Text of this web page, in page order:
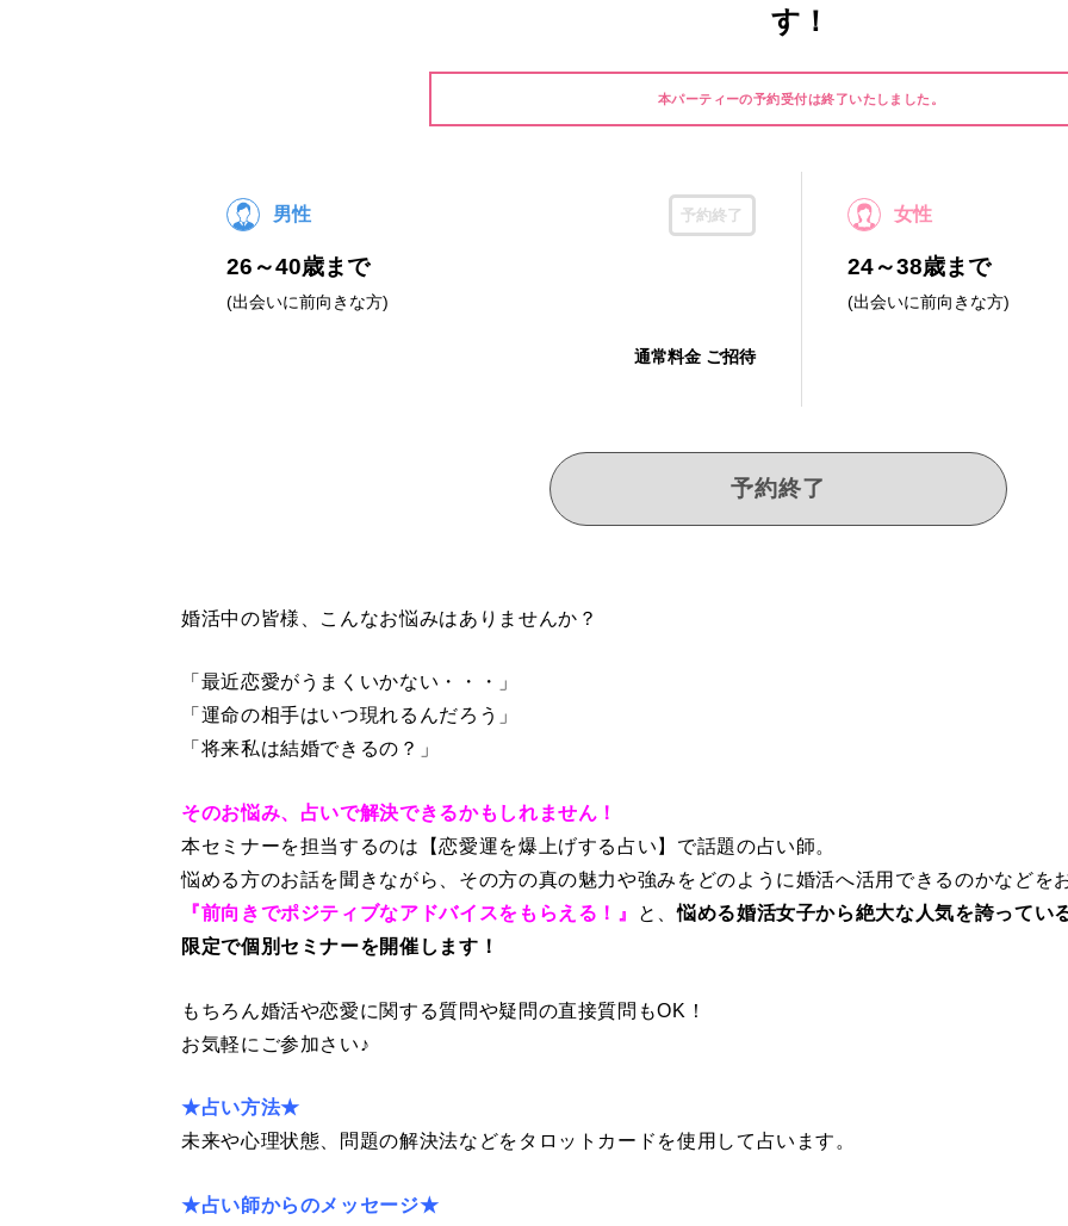
す！
本パーティーの予約受付は終了いたしました。
男性 予約終了
26～40歳まで
(出会いに前向きな方)
通常料金 ご招待
女性
24～38歳まで
(出会いに前向きな方)
予約終了
婚活中の皆様、こんなお悩みはありませんか？
「最近恋愛がうまくいかない・・・」
「運命の相手はいつ現れるんだろう」
「将来私は結婚できるの？」
そのお悩み、占いで解決できるかもしれません！
本セミナーを担当するのは【恋愛運を爆上げする占い】で話題の占い師。
悩める方のお話を聞きながら、その方の真の魅力や強みをどのように婚活へ活用できるのかなどを
『前向きでポジティブなアドバイスをもらえる！』
と、悩める婚活女子から絶大な人気を誇ってい
限定で個別セミナーを開催します！
もちろん婚活や恋愛に関する質問や疑問の直接質問もOK！
お気軽にご参加さい♪
★占い方法★
未来や心理状態、問題の解決法などをタロットカードを使用して占います。
★占い師からのメッセージ★